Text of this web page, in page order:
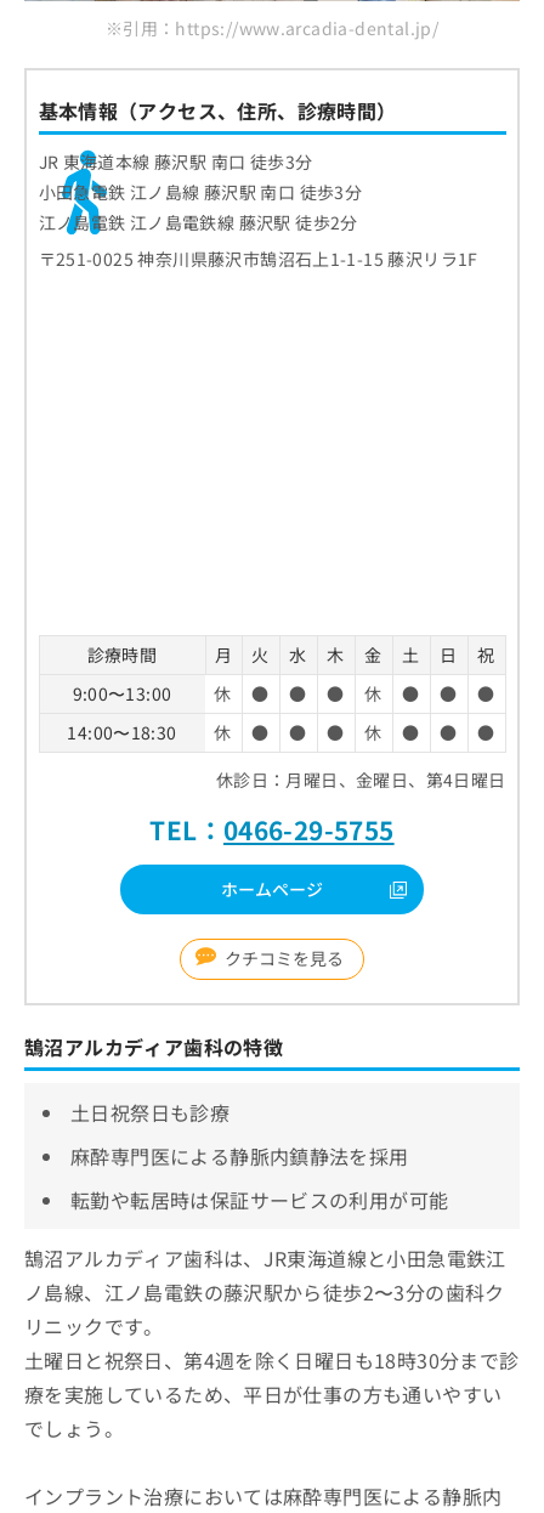
※引用：https://www.arcadia-dental.jp/
基本情報（アクセス、住所、診療時間）
JR 東海道本線 藤沢駅 南口 徒歩3分
小田急電鉄 江ノ島線 藤沢駅 南口 徒歩3分
江ノ島電鉄 江ノ島電鉄線 藤沢駅 徒歩2分
〒251-0025 神奈川県藤沢市鵠沼石上1-1-15 藤沢リラ1F
診療時間 月 火 水 木 金 土 日
祝
9:00〜13:00
休 ● ● ● 休 ● ●
●
14:00〜18:30
休 ● ● ● 休 ● ●
●
休診日：月曜日、金曜日、第4日曜日
TEL： 0466-29-5755
ホームページ
クチコミを見る
鵠沼アルカディア歯科の特徴
土日祝祭日も診療
麻酔専門医による静脈内鎮静法を採用
転勤や転居時は保証サービスの利用が可能
鵠沼アルカディア歯科は、JR東海道線と小田急電鉄江
ノ島線、江ノ島電鉄の藤沢駅から徒歩2〜3分の歯科ク
リニックです。
土曜日と祝祭日、第4週を除く日曜日も18時30分まで診
療を実施しているため、平日が仕事の方も通いやすい
でしょう。
インプラント治療においては麻酔専門医による静脈内